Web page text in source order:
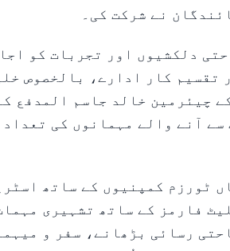
نے شرکت کی۔
دلکشیوں اور تجربات کو
تقسیم کار ادارے، بالخصوص
ٹورزم کمپنیوں کے ساتھ
فارمز کے ساتھ تشہیری
رسائی بڑھانے، سفر و